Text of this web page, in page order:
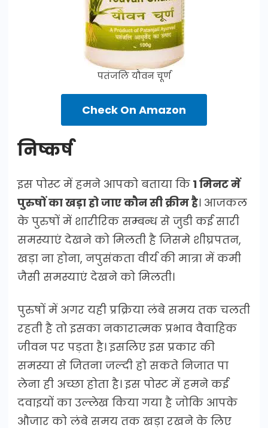
पतंजलि यौवन चूर्ण
Check On Amazon
निष्कर्ष
इस पोस्ट में हमने आपको बताया कि 1 मिनट में
पुरुषों का खड़ा हो जाए कौन सी क्रीम है। आजकल
के पुरुषों में शारीरिक सम्बन्ध से जुडी कई सारी
समस्याएं देखने को मिलती है जिसमे शीघ्रपतन,
खड़ा ना होना, नपुसंकता वीर्य की मात्रा में कमी
जैसी समस्याएं देखने को मिलती।
पुरुषों में अगर यही प्रक्रिया लंबे समय तक चलती
रहती है तो इसका नकारात्मक प्रभाव वैवाहिक
जीवन पर पड़ता है। इसलिए इस प्रकार की
समस्या से जितना जल्दी हो सकते निजात पा
लेना ही अच्छा होता है। इस पोस्ट में हमने कई
दवाइयों का उल्लेख किया गया है जोकि आपके
औजार को लंबे समय तक खड़ा रखने के लिए